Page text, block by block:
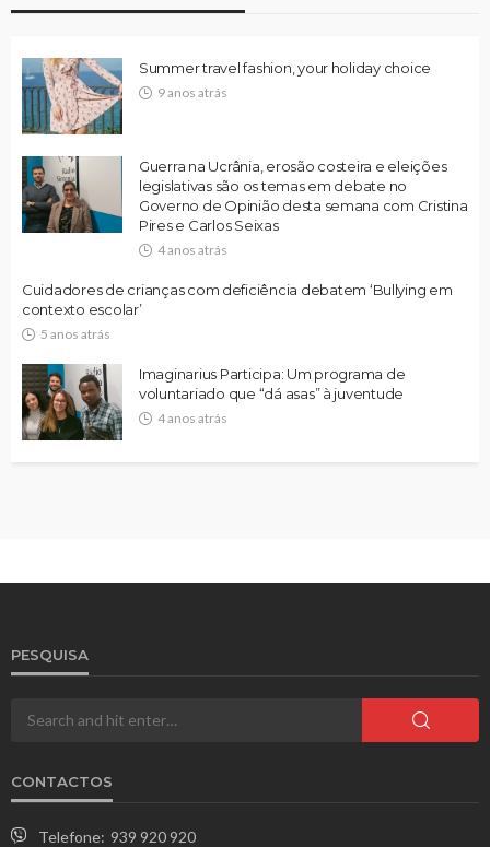
Summer travel fashion, your holiday choice
9 anos atrás
Guerra na Ucrânia, erosão costeira e eleições
legislativas são os temas em debate no
Governo de Opinião desta semana com Cristina
Pires e Carlos Seixas
4 anos atrás
Cuidadores de crianças com deficiência debatem ‘Bullying em
contexto escolar’
5 anos atrás
Imaginarius Participa: Um programa de
voluntariado que “dá asas” à juventude
4 anos atrás
PESQUISA
CONTACTOS
Telefone: 939 920 920